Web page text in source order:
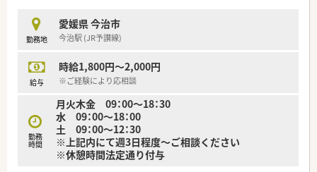
＜研修制度＞
■ご入職後は現場にてOJT研修を行います。
■環境の変化に応じ、ステージに合った研修を実施しておりま
実技研修では実際の業務さながらの体験とともに、幅広く薬剤
師の仕事を学び、仕事への理解を深めることが出来ます。
＜法人特徴＞
調剤薬局を併設している調剤併設型、「フジでのお買い物のつい
でにあのお薬や化粧品を・・・」というお客様の生活シーンに対応
したインストア型、そのインストア型の中でも化粧品を専門に扱
うコスメ店など地域のお客様のニーズに合わせた店舗展開をし
勤務地
愛媛県 今治市
今治駅 (JR予讃線)
給与
時給1,800円～2,000円
※ご経験により応相談
勤務
時間
月火木金 09：00～18：30
水 09：00～18：00
土 09：00～12：30
※上記内にて週3日程度～ご相談ください
※休憩時間法定通り付与